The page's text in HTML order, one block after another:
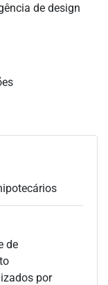
de design
de
por